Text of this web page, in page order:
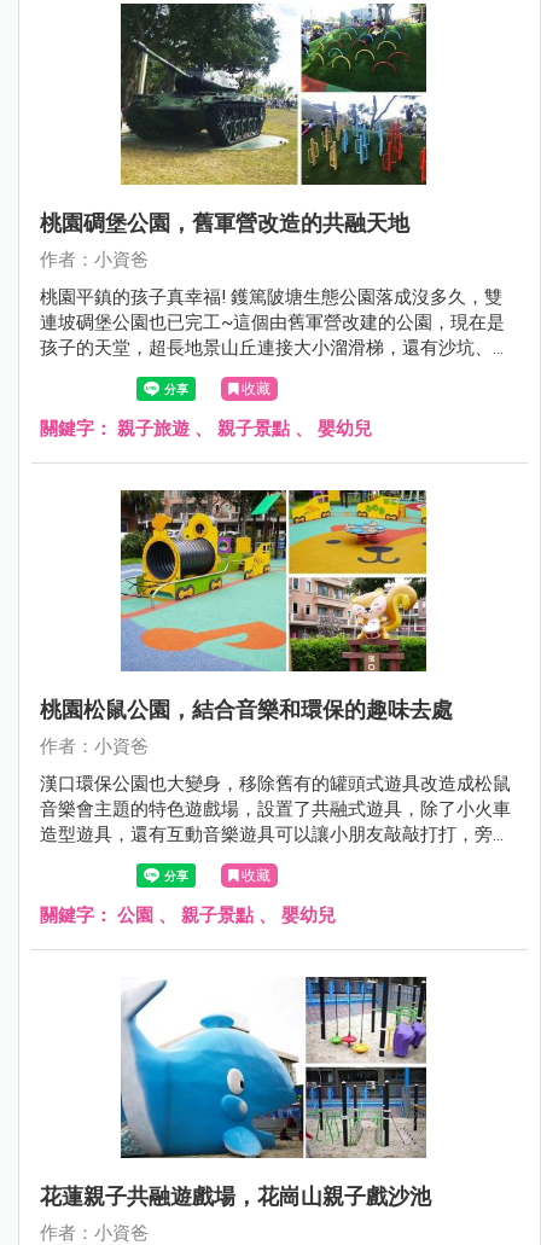
桃園碉堡公園，舊軍營改造的共融天地
作者：小資爸
桃園平鎮的孩子真幸福! 鑊篤陂塘生態公園落成沒多久，雙
連坡碉堡公園也已完工~這個由舊軍營改建的公園，現在是
孩子的天堂，超長地景山丘連接大小溜滑梯，還有沙坑、旋
轉椅、鞦韆跟沙坑等好玩的設施，現在就來看看雙連坡碉堡
公園有哪邊不一樣！
收藏
關鍵字： 親子旅遊 、 親子景點 、 嬰幼兒
桃園松鼠公園，結合音樂和環保的趣味去處
作者：小資爸
漢口環保公園也大變身，移除舊有的罐頭式遊具改造成松鼠
音樂會主題的特色遊戲場，設置了共融式遊具，除了小火車
造型遊具，還有互動音樂遊具可以讓小朋友敲敲打打，旁邊
也有小朋友最喜歡的單人旋轉杯跟多人搖擺盤，地面也改成
可愛松鼠的圖案讓小小孩玩得更開心了呢！現在就跟著小資
爸一起來看看漢口環保公園改裝後有什麼不一樣的地方！
收藏
關鍵字： 公園 、 親子景點 、 嬰幼兒
花蓮親子共融遊戲場，花崗山親子戲沙池
作者：小資爸